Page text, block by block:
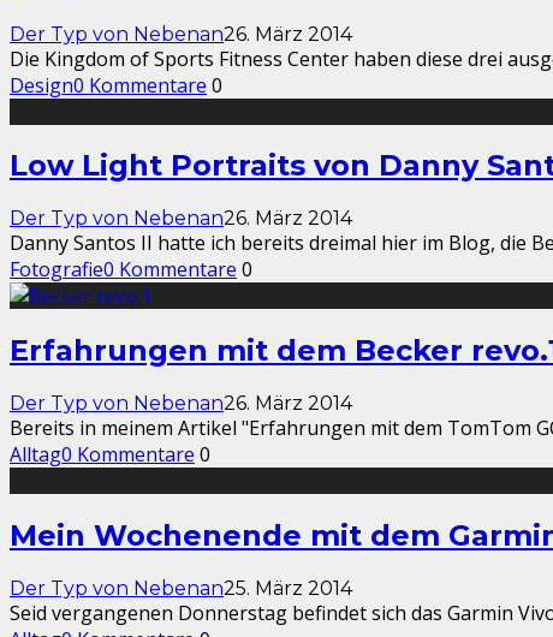
Der Typ von Nebenan26. März 2014
Die Kingdom of Sports Fitness Center haben diese drei
Design0 Kommentare 0
Low Light Portraits von Danny
Der Typ von Nebenan26. März 2014
Danny Santos II hatte ich bereits dreimal hier im Blog, die
Fotografie0 Kommentare 0
Erfahrungen mit dem Becker
Der Typ von Nebenan26. März 2014
Bereits in meinem Artikel "Erfahrungen mit dem TomTom
Alltag0 Kommentare 0
Mein Wochenende mit dem
Der Typ von Nebenan25. März 2014
Seid vergangenen Donnerstag befindet sich das Garmin